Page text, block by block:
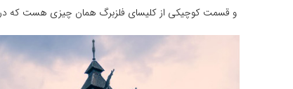
و قسمت کوچیکی از کلیسای فلزبرگ همان چیزی هست که